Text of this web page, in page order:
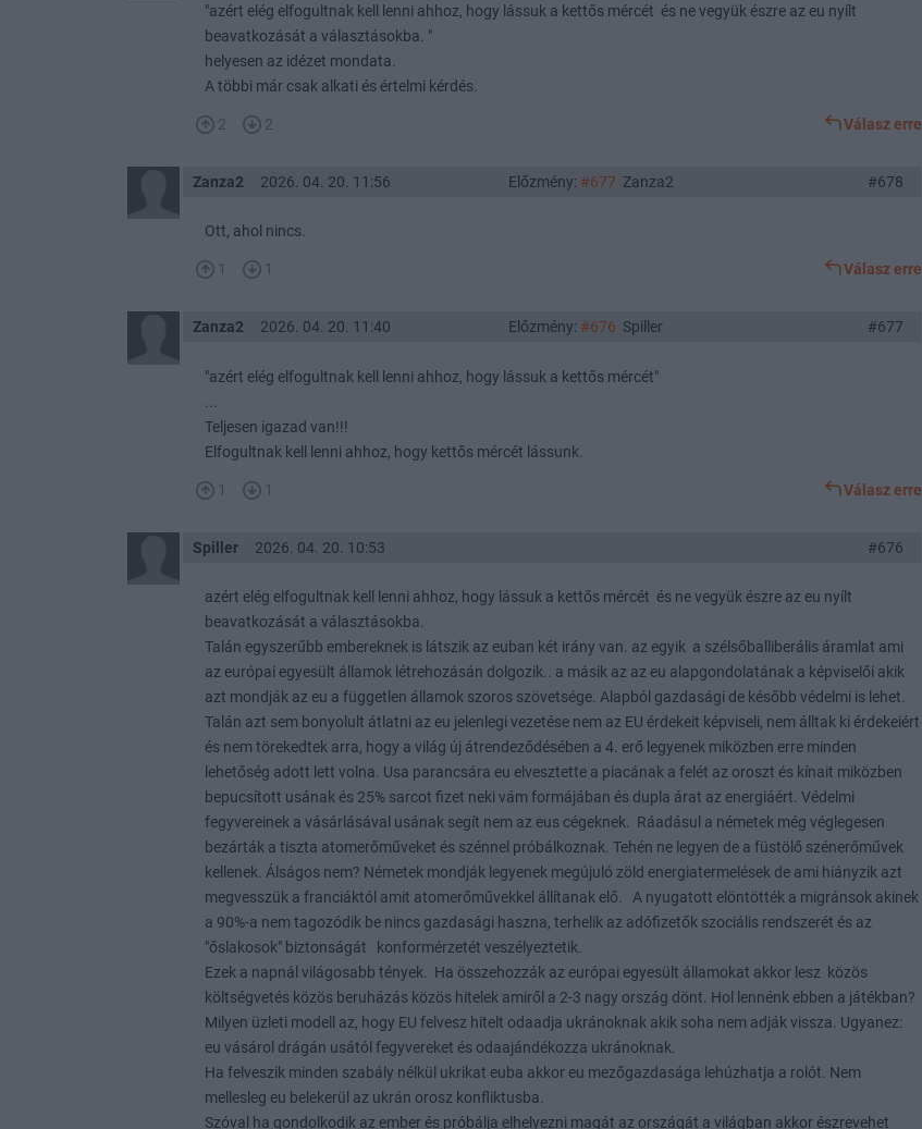
"azért elég elfogultnak kell lenni ahhoz, hogy lássuk a kettős mércét és ne vegyük észre az eu nyílt
beavatkozását a választásokba. "
helyesen az idézet mondata.
A többi már csak alkati és értelmi kérdés.
2 2 Válasz erre
Zanza2 2026. 04. 20. 11:56 Előzmény: #677 Zanza2 #678
Ott, ahol nincs.
1 1 Válasz erre
Zanza2 2026. 04. 20. 11:40 Előzmény: #676 Spiller #677
"azért elég elfogultnak kell lenni ahhoz, hogy lássuk a kettős mércét"
...
Teljesen igazad van!!!
Elfogultnak kell lenni ahhoz, hogy kettős mércét lássunk.
1 1 Válasz erre
Spiller 2026. 04. 20. 10:53 #676
azért elég elfogultnak kell lenni ahhoz, hogy lássuk a kettős mércét és ne vegyük észre az eu nyílt
beavatkozását a választásokba.
Talán egyszerűbb embereknek is látszik az euban két irány van. az egyik a szélsőballiberális áramlat ami
az európai egyesült államok létrehozásán dolgozik.. a másik az az eu alapgondolatának a képviselői akik
azt mondják az eu a független államok szoros szövetsége. Alapból gazdasági de később védelmi is lehet.
Talán azt sem bonyolult átlatni az eu jelenlegi vezetése nem az EU érdekeit képviseli, nem álltak ki érdekeiért
és nem törekedtek arra, hogy a világ új átrendeződésében a 4. erő legyenek miközben erre minden
lehetőség adott lett volna. Usa parancsára eu elvesztette a piacának a felét az oroszt és kínait miközben
bepucsított usának és 25% sarcot fizet neki vám formájában és dupla árat az energiáért. Védelmi
fegyvereinek a vásárlásával usának segít nem az eus cégeknek. Ráadásul a németek még véglegesen
bezárták a tiszta atomerőműveket és szénnel próbálkoznak. Tehén ne legyen de a füstölő szénerőművek
kellenek. Álságos nem? Németek mondják legyenek megújuló zöld energiatermelések de ami hiányzik azt
megvesszük a franciáktól amit atomerőművekkel állítanak elő. A nyugatott elöntötték a migránsok akinek
a 90%-a nem tagozódik be nincs gazdasági haszna, terhelik az adófizetők szociális rendszerét és az
"őslakosok" biztonságát konformérzetét veszélyeztetik.
Ezek a napnál világosabb tények. Ha összehozzák az európai egyesült államokat akkor lesz közös
költségvetés közös beruházás közös hitelek amiről a 2-3 nagy ország dönt. Hol lennénk ebben a játékban?
Milyen üzleti modell az, hogy EU felvesz hitelt odaadja ukránoknak akik soha nem adják vissza. Ugyanez:
eu vásárol drágán usától fegyvereket és odaajándékozza ukránoknak.
Ha felveszik minden szabály nélkül ukrikat euba akkor eu mezőgazdasága lehúzhatja a rolót. Nem
mellesleg eu belekerül az ukrán orosz konfliktusba.
Szóval ha gondolkodik az ember és próbálja elhelyezni magát az országát a világban akkor észrevehet